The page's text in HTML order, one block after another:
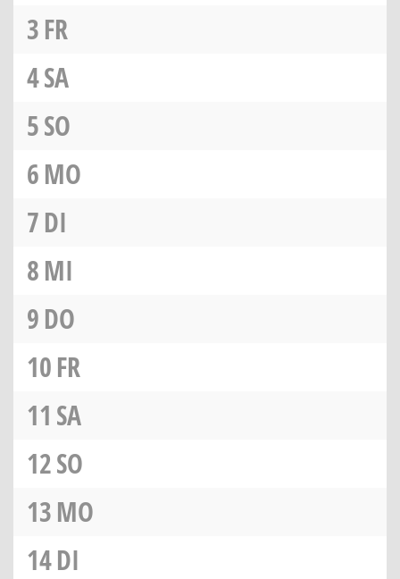
3FR
4SA
5SO
6MO
7DI
8MI
9DO
10FR
11 SA
12SO
13MO
14DI